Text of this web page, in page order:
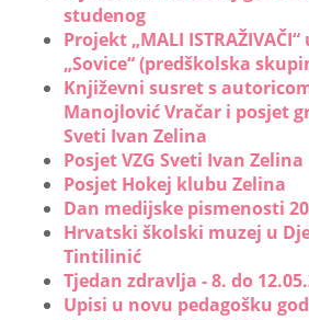
studenog
Projekt „MALI
„Sovice“ (predškolska
Književni susret s
Manojlović Vračar i posjet
Sveti Ivan Zelina
Posjet VZG Sveti Ivan Zelina
Posjet Hokej klubu Zelina
Dan medijske pismenosti
Hrvatski školski muzej u
Tintilinić
Tjedan zdravlja - 8. do
Upisi u novu pedagošku